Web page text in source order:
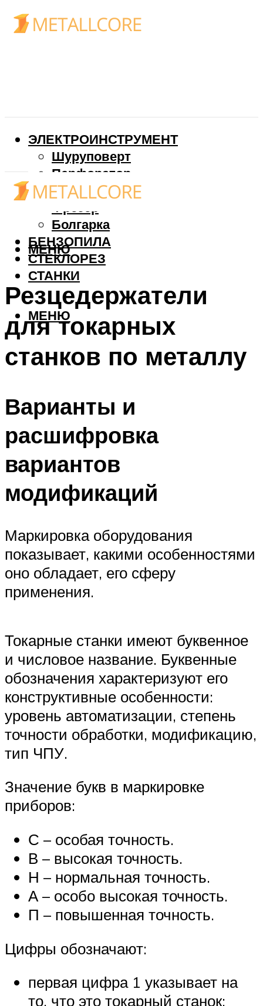
ЭЛЕКТРОИНСТРУМЕНТ
Шуруповерт
Перфоратор
Дрель
Фрезер
Болгарка
БЕНЗОПИЛА
СТЕКЛОРЕЗ
СТАНКИ
МЕНЮ
МЕНЮ
Резцедержатели
для токарных
станков по металлу
Варианты и
расшифровка
вариантов
модификаций
Маркировка оборудования
показывает, какими особенностями
оно обладает, его сферу
применения.
Токарные станки имеют буквенное
и числовое название. Буквенные
обозначения характеризуют его
конструктивные особенности:
уровень автоматизации, степень
точности обработки, модификацию,
тип ЧПУ.
Значение букв в маркировке
приборов:
С – особая точность.
В – высокая точность.
Н – нормальная точность.
А – особо высокая точность.
П – повышенная точность.
Цифры обозначают:
первая цифра 1 указывает на
то, что это токарный станок;